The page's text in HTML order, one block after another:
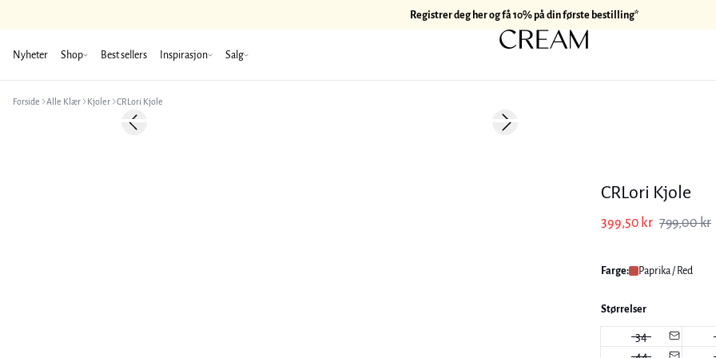
Registrer deg her og få 10% på din første bestilling*
Nyheter Shop Best sellers Inspirasjon Salg
Forside Alle Klær Kjoler CRLori Kjole
-50%Previous slide Next slide
CRLori Kjole
399,50 kr 799,00 kr
Farge: Paprika / Red
Størrelser
34